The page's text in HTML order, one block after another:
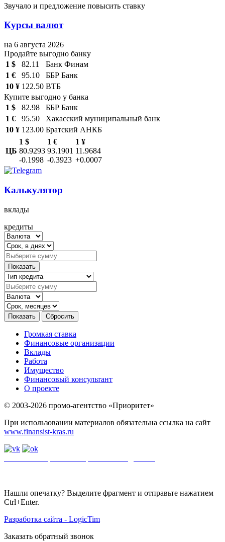
Звучало и предложение повысить ставку
Курсы валют
на 6 августа 2026
Продайте выгодно банку
1 $
82.11
Банк Финам
1 €
95.10
ББР Банк
10 ¥ 122.50 ВТБ
Купите выгодно у банка
1 $
82.98
ББР Банк
1 €
95.50
Хакасский муниципальный банк
10 ¥ 123.00 Братский АНКБ
ЦБ
1 $
80.9293
-0.1998
1 €
93.1901
-0.3923
1 ¥
11.9684
+0.0007
Калькулятор
вклады
кредиты
Громкая ставка
Финансовые организации
Вклады
Работа
Имущество
Финансовый консультант
О проекте
© 2003-2026 промо-агентство «Приоритет»
При использовании материалов обязательна ссылка на сайт
www.finansist-kras.ru
Нашли опечатку? Выделите фрагмент и отправьте нажатием
Ctrl+Enter.
Разработка сайта - LogicTim
Заказать обратный звонок